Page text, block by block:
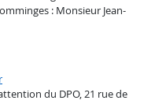
: Monsieur Jean-
du DPO, 21 rue de